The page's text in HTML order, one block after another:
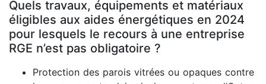
Quels travaux, équipements et matériaux
éligibles aux aides énergétiques en 2024
pour lesquels le recours à une entreprise
RGE n’est pas obligatoire ?
Protection des parois vitrées ou opaques contre